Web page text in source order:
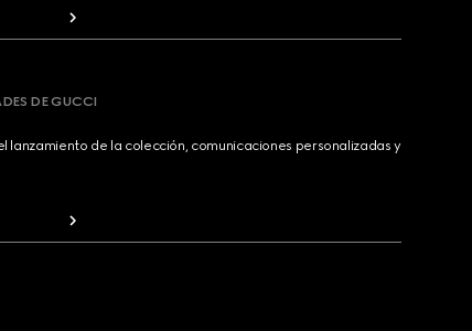
DE GUCCI
lanzamiento de la colección, comunicaciones personalizadas y